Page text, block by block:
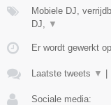
Mobiele DJ,
DJ,
▼
Er wordt gewerkt
Laatste tweets ▼
Sociale media: